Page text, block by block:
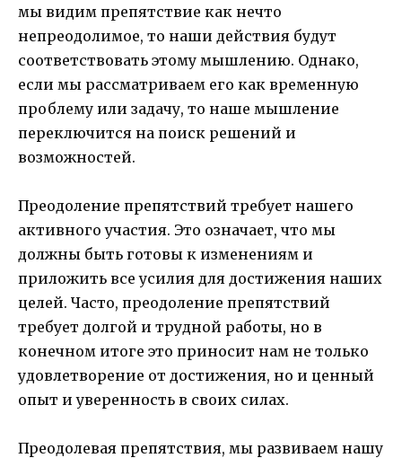
мы видим препятствие как нечто
непреодолимое, то наши действия будут
соответствовать этому мышлению. Однако,
если мы рассматриваем его как временную
проблему или задачу, то наше мышление
переключится на поиск решений и
возможностей.
Преодоление препятствий требует нашего
активного участия. Это означает, что мы
должны быть готовы к изменениям и
приложить все усилия для достижения наших
целей. Часто, преодоление препятствий
требует долгой и трудной работы, но в
конечном итоге это приносит нам не только
удовлетворение от достижения, но и ценный
опыт и уверенность в своих силах.
Преодолевая препятствия, мы развиваем нашу